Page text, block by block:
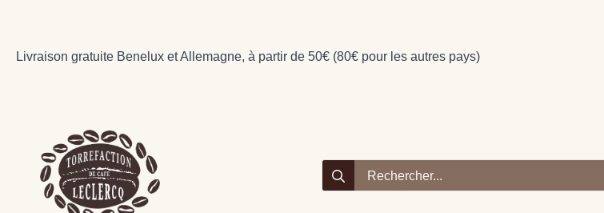
Livraison gratuite Benelux et Allemagne, à partir de 50€ (80€ pour les autres pays)
Search